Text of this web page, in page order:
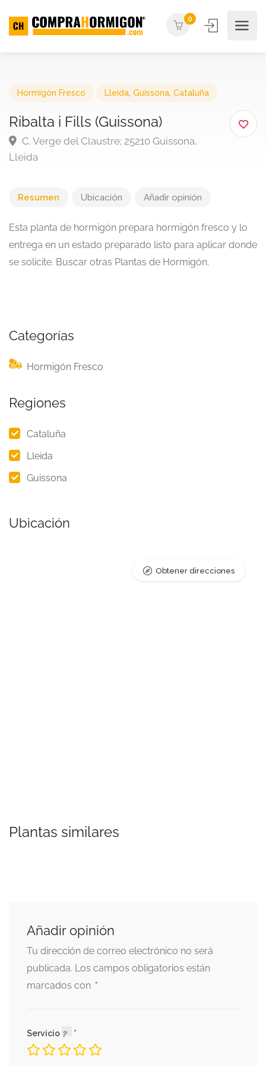
0
Hormigón Fresco Lleida Guissona Cataluña
Ribalta i Fills (Guissona)
C. Verge del Claustre; 25210 Guissona,
Lleida
Resumen Ubicación Añadir opinión
Esta planta de hormigón prepara hormigón fresco y lo
entrega en un estado preparado listo para aplicar donde
se solicite. Buscar otras Plantas de Hormigón.
Categorías
Hormigón Fresco
Regiones
Cataluña
Lleida
Guissona
Ubicación
Obtener direcciones
Plantas similares
Añadir opinión
Tu dirección de correo electrónico no será
publicada. Los campos obligatorios están
marcados con *
Servicio